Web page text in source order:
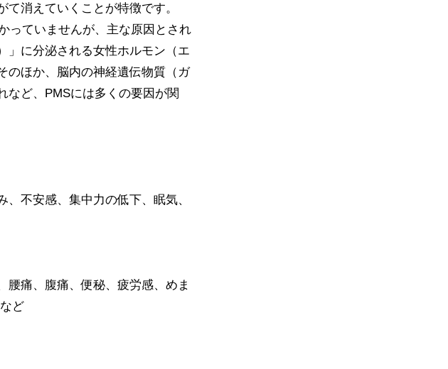
消えていくことが特徴です。
っていませんが、主な原因とされ
」に分泌される女性ホルモン（エ
のほか、脳内の神経遺伝物質（ガ
など、PMSには多くの要因が関
不安感、集中力の低下、眠気、
腰痛、腹痛、便秘、疲労感、めま
ど